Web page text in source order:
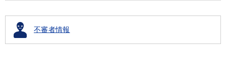
不審者情報